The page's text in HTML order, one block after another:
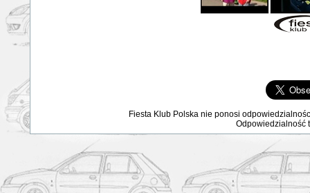
Fiesta Klub Polska nie ponosi
Odpowiedzialność